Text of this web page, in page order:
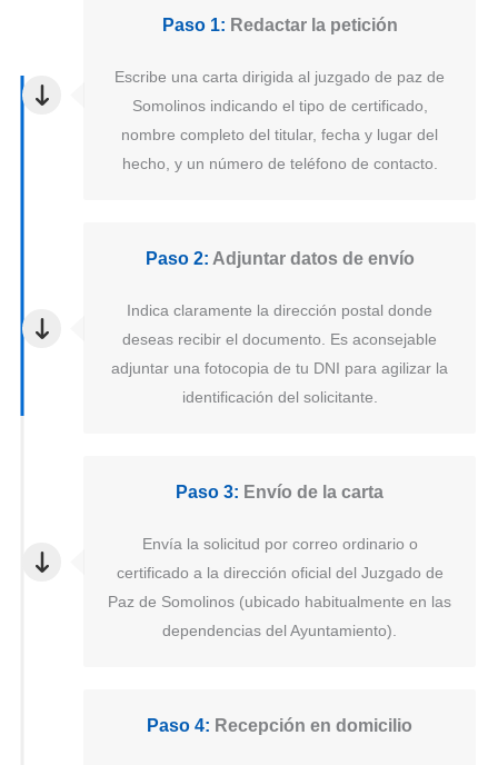
Paso 1: Redactar la petición
Escribe una carta dirigida al juzgado de paz de
Somolinos indicando el tipo de certificado,
nombre completo del titular, fecha y lugar del
hecho, y un número de teléfono de contacto.
Paso 2: Adjuntar datos de envío
Indica claramente la dirección postal donde
deseas recibir el documento. Es aconsejable
adjuntar una fotocopia de tu DNI para agilizar la
identificación del solicitante.
Paso 3: Envío de la carta
Envía la solicitud por correo ordinario o
certificado a la dirección oficial del Juzgado de
Paz de Somolinos (ubicado habitualmente en las
dependencias del Ayuntamiento).
Paso 4: Recepción en domicilio